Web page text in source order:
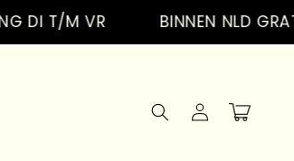
M VR BINNEN NLD GRATIS
Accedi Carrello